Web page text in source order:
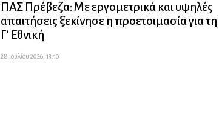
ΠΑΣ Πρέβεζα: Με εργομετρικά και υψηλές
απαιτήσεις ξεκίνησε η προετοιμασία για τη
Γ’ Εθνική
28 Ιουλίου 2026, 13:10